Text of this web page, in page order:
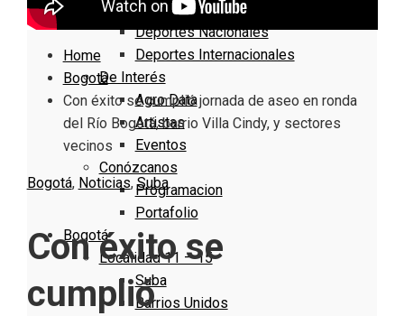
Deportes Locales
Deportes Nacionales
Deportes Internacionales
De Interés
Agro Data
Artistas
Eventos
Conózcanos
Programacion
Portafolio
Bogotá
Localidad 11 – 15
Suba
Barrios Unidos
Home
Bogotá
Con éxito se cumplió jornada de aseo en ronda
del Río Bogotá, barrio Villa Cindy, y sectores
vecinos
Bogotá, Noticias,Suba
Con éxito se
cumplió